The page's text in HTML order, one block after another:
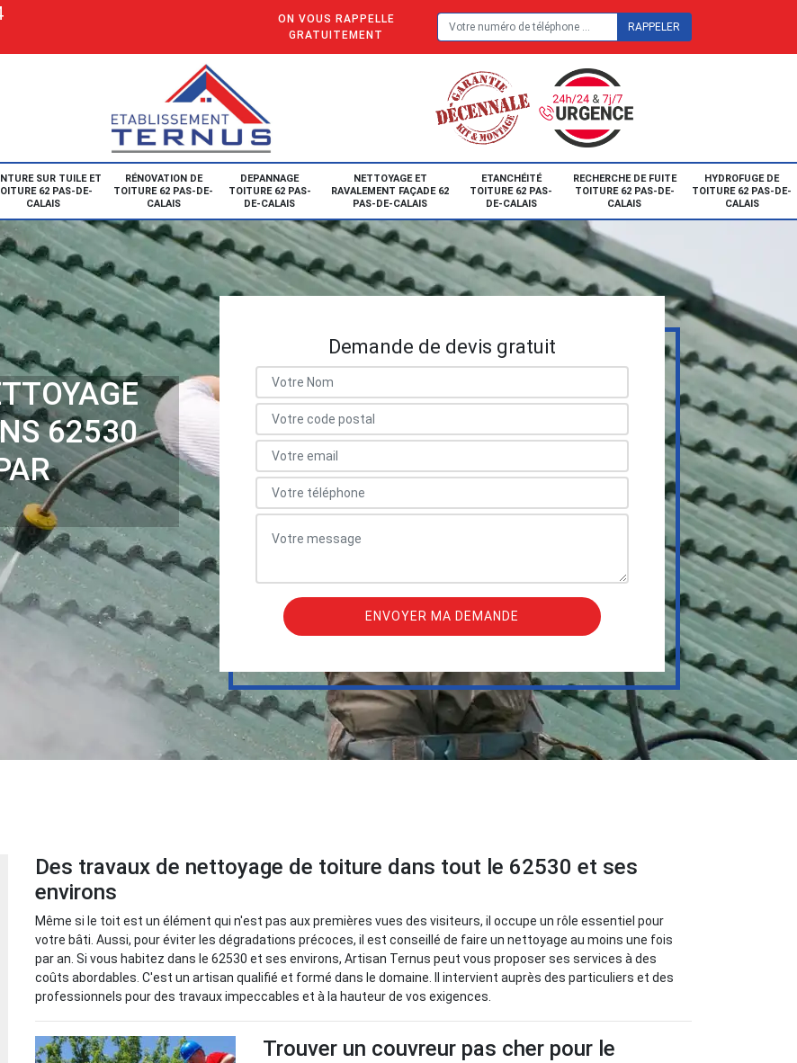
ON VOUS RAPPELLE
GRATUITEMENT
SUR TUILE ET
62 PAS-DE-
CALAIS
RÉNOVATION DE
TOITURE 62 PAS-DE-
CALAIS
DEPANNAGE
TOITURE 62 PAS-
DE-CALAIS
NETTOYAGE ET
RAVALEMENT FAÇADE 62
PAS-DE-CALAIS
ETANCHÉITÉ
TOITURE 62 PAS-
DE-CALAIS
RECHERCHE DE FUITE
TOITURE 62 PAS-DE-
CALAIS
HYDROFUGE DE
TOITURE 62 PAS-DE-
CALAIS
62530
Demande de devis gratuit
Des travaux de nettoyage de toiture dans tout le 62530 et ses
environs
Même si le toit est un élément qui n'est pas aux premières vues des visiteurs, il occupe un rôle essentiel pour
votre bâti. Aussi, pour éviter les dégradations précoces, il est conseillé de faire un nettoyage au moins une fois
par an. Si vous habitez dans le 62530 et ses environs, Artisan Ternus peut vous proposer ses services à des
coûts abordables. C'est un artisan qualifié et formé dans le domaine. Il intervient auprès des particuliers et des
professionnels pour des travaux impeccables et à la hauteur de vos exigences.
Trouver un couvreur pas cher pour le